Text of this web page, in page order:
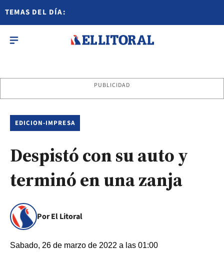
TEMAS DEL DÍA:
PUBLICIDAD
EDICION-IMPRESA
Despistó con su auto y
terminó en una zanja
Por El Litoral
Sabado, 26 de marzo de 2022 a las 01:00